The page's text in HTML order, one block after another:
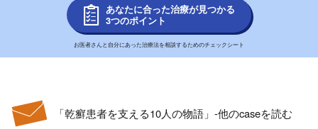
あなたに合った治療が見つかる
3つのポイント
お医者さんと自分にあった治療法を相談するためのチェックシート
「乾癬患者を支える10人の物語」-他のcaseを読む